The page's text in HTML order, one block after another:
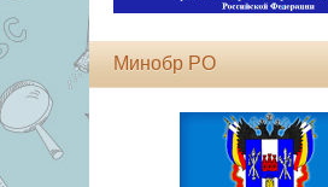
Минобр РО